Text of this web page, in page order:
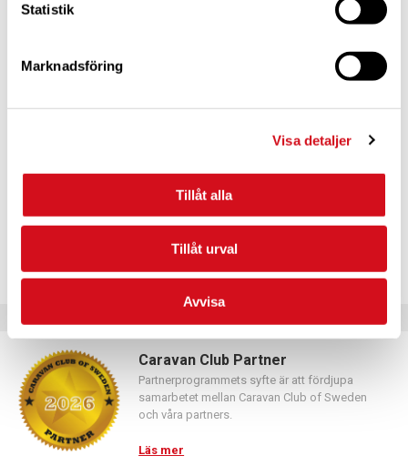
Statistik
Marknadsföring
Visa detaljer
Tillåt alla
Tillåt urval
Avvisa
Logga in med hjälp av formuläret och följ anvisningarna.
Caravan Club Partner
Partnerprogrammets syfte är att fördjupa
samarbetet mellan Caravan Club of Sweden
och våra partners.
Läs mer